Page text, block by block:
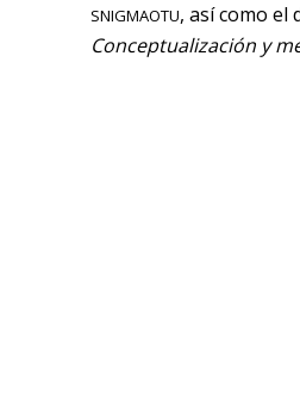
SNIGMAOTU, así como el
Conceptualización y